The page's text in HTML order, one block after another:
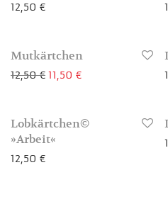
12,50 €
3-4 Werktage
Mutkärtchen
12,50€ Ursprünglicher Preis
11,50 €Aktueller Preis
3-4 Werktage
Lobkärtchen©
»Arbeit«
12,50 €